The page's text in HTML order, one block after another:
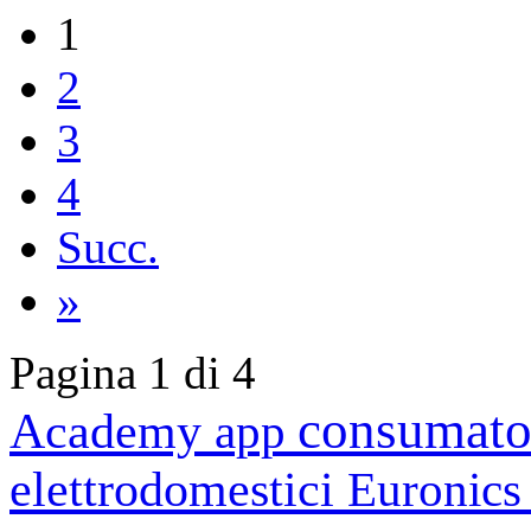
1
2
3
4
Succ.
»
Pagina 1 di 4
Academy app
elettrodomestici